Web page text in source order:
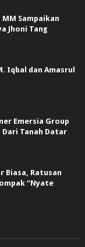
MM Sampaikan
Jhoni Tang
Iqbal dan Amasrul
Emersia Group
Dari Tanah Datar
Biasa, Ratusan
“Nyate